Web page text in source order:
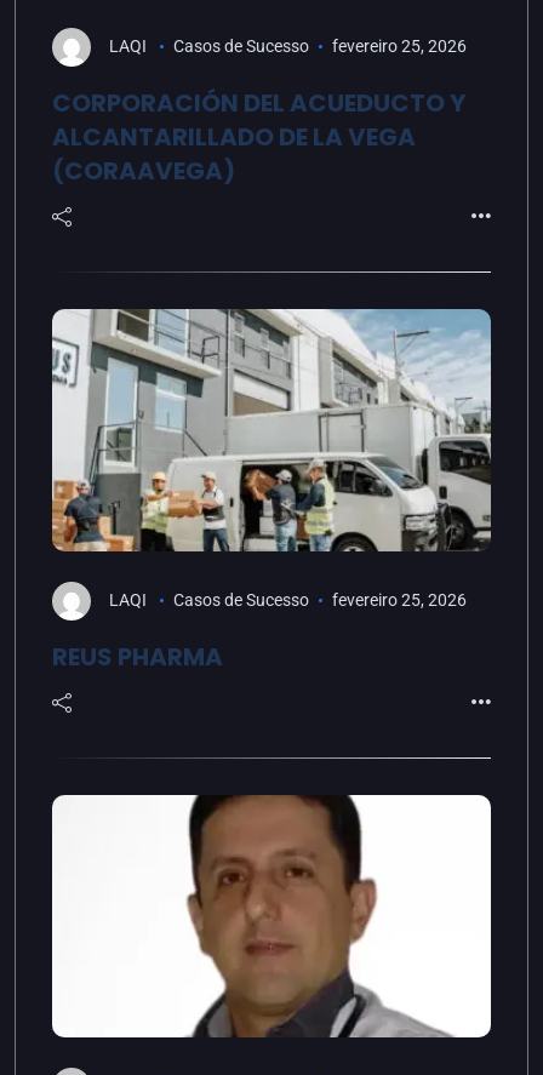
LAQI Casos de Sucesso fevereiro 25, 2026
CORPORACIÓN DEL ACUEDUCTO Y
ALCANTARILLADO DE LA VEGA
(CORAAVEGA)
LAQI Casos de Sucesso fevereiro 25, 2026
REUS PHARMA